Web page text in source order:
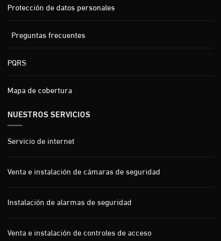
Protección de datos personales
Preguntas frecuentes
PQRS
Mapa de cobertura
NUESTROS SERVICIOS
Servicio de internet
Venta e instalación de cámaras de seguridad
Instalación de alarmas de seguridad
Venta e instalación de controles de acceso